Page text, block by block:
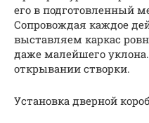
его в подготовленный
Сопровождая каждое
выставляем каркас
даже малейшего
открывании створки.
Установка дверной